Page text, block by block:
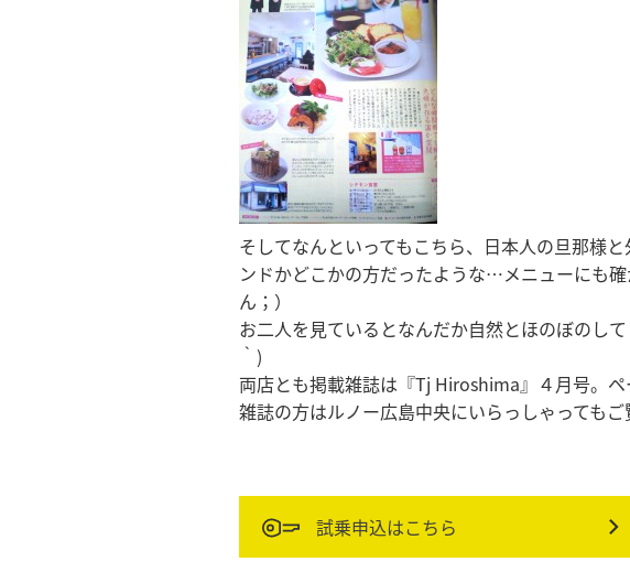
そしてなんといってもこちら、日本人の旦那様
ンドかどこかの方だったような…メニューにも
ん；）
お二人を見ているとなんだか自然とほのぼのし
｀)
両店とも掲載雑誌は『Tj Hiroshima』４月号。ペ
雑誌の方はルノー広島中央にいらっしゃっても
試乗申込はこちら